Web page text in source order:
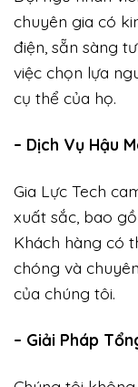
chuyên gia có
điện, sẵn sàng
việc chọn lựa
cụ thể của họ.
– Dịch Vụ Hậu
Gia Lực Tech
xuất sắc, bao
Khách hàng có
chóng và
của chúng tôi.
– Giải Pháp